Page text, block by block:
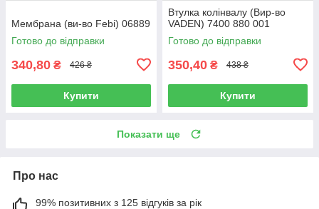
Мембрана (ви-во Febi) 06889
Готово до відправки
340,80 ₴ 426 ₴
Купити
Втулка колінвалу (Вир-во
VADEN) 7400 880 001
Готово до відправки
350,40 ₴ 438 ₴
Купити
Показати ще
Про нас
99% позитивних з 125 відгуків за рік